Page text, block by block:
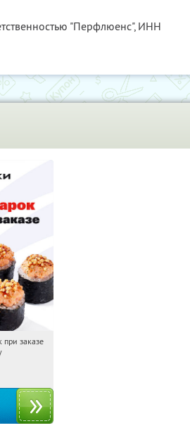
"Перфлюенс", ИНН
108
при заказе